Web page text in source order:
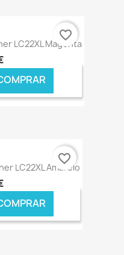
€ ONLINE
LC22XL Magenta
€ ONLINE
favorite_border
LC22XL Amarelo
favorite_border